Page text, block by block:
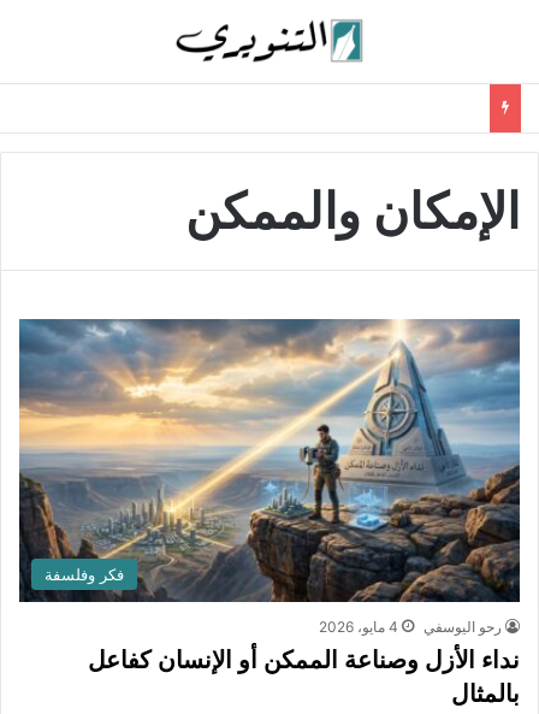
الإمكان والممكن
فكر وفلسفة
رحو اليوسفي 4 مايو، 2026
نداء الأزل وصناعة الممكن أو الإنسان كفاعل
بالمثال